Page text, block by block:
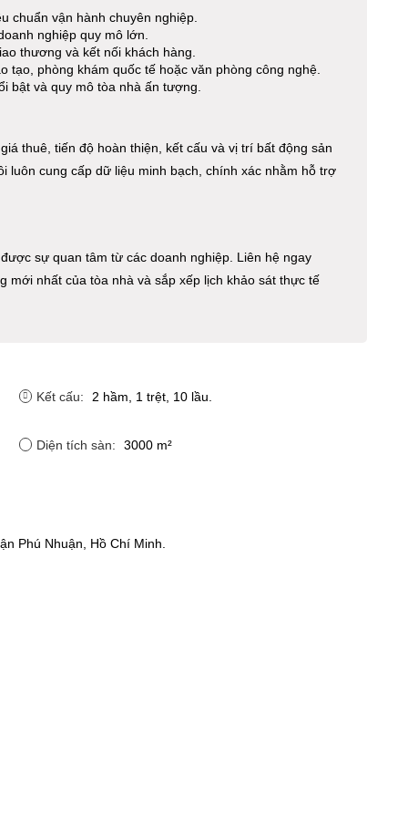
chuẩn vận hành chuyên nghiệp.
nghiệp quy mô lớn.
thương và kết nối khách hàng.
phòng khám quốc tế hoặc văn phòng công nghệ.
bật và quy mô tòa nhà ấn tượng.
thuê, tiến độ hoàn thiện, kết cấu và vị trí bất động sản
cung cấp dữ liệu minh bạch, chính xác nhằm hỗ trợ
sự quan tâm từ các doanh nghiệp. Liên hệ ngay
nhất của tòa nhà và sắp xếp lịch khảo sát thực tế
Kết cấu: 2 hầm, 1 trệt, 10 lầu.
Diện tích sàn: 3000 m²
Phú Nhuận, Hồ Chí Minh.